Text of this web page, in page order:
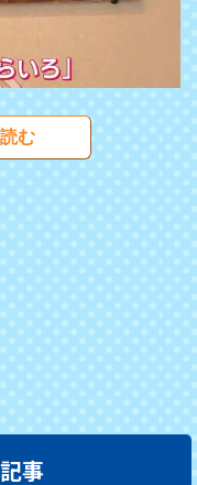
む
事